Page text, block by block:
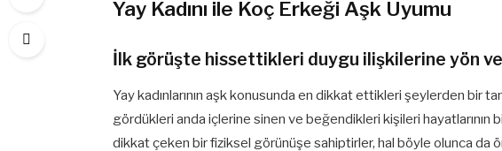
Yay Kadını ile Koç Erkeği Aşk Uyumu
İlk görüşte hissettikleri duygu ilişkilerine yön
Yay kadınlarının aşk konusunda en dikkat ettikleri şeylerden bir
gördükleri anda içlerine sinen ve beğendikleri kişileri hayatlarının
dikkat çeken bir fiziksel görünüşe sahiptirler, hal böyle olunca da